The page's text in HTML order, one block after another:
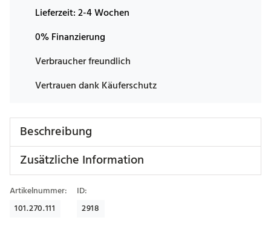
Lieferzeit:2-4 Wochen
0% Finanzierung
Verbraucher freundlich
Vertrauen dank Käuferschutz
Beschreibung
Zusätzliche Information
Artikelnummer:
101.270.111
ID:
2918